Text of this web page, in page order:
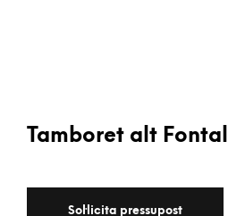
Tamboret alt Fontal